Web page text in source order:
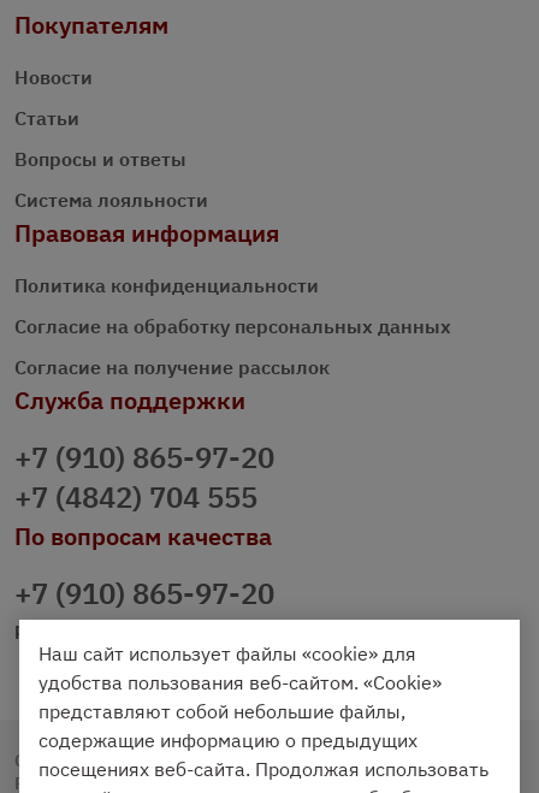
Покупателям
Новости
Статьи
Вопросы и ответы
Система лояльности
Правовая информация
Политика конфиденциальности
Согласие на обработку персональных данных
Согласие на получение рассылок
Служба поддержки
+7 (910) 865-97-20
+7 (4842) 704 555
По вопросам качества
+7 (910) 865-97-20
prazdnichniy40@palmi.ru
Copyright © 2020 - 2026. Праздничный Стол.
Разработка и продвижение - Vegas Studio
Наш сайт использует файлы «cookie» для
удобства пользования веб-сайтом. «Cookie»
представляют собой небольшие файлы,
содержащие информацию о предыдущих
посещениях веб-сайта. Продолжая использовать